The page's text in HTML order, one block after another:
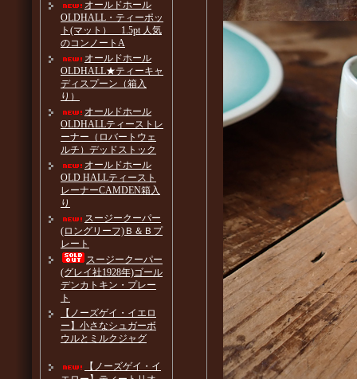
オールドホール
OLDHALL・ティーポッ
ト(マット） 1.5pt 人気
のコンノートA
オールドホール
OLDHALL★ティーキャ
ディスプーン（箱入
り）
オールドホール
OLDHALLティーストレ
ーナー（ロバートウェ
ルチ）デッドストック
オールドホール
OLD HALLティースト
レーナーCAMDEN箱入
り
スージークーパー
(ロングリーフ)Ｂ＆Ｂプ
レート
スージークーパー
(グレイ社1928年)ゴール
デンカトキン・プレー
ト
【ノーズゲイ・イエロ
ー】小さなシュガーボ
ウルとミルクジャグ
【ノーズゲイ・イ